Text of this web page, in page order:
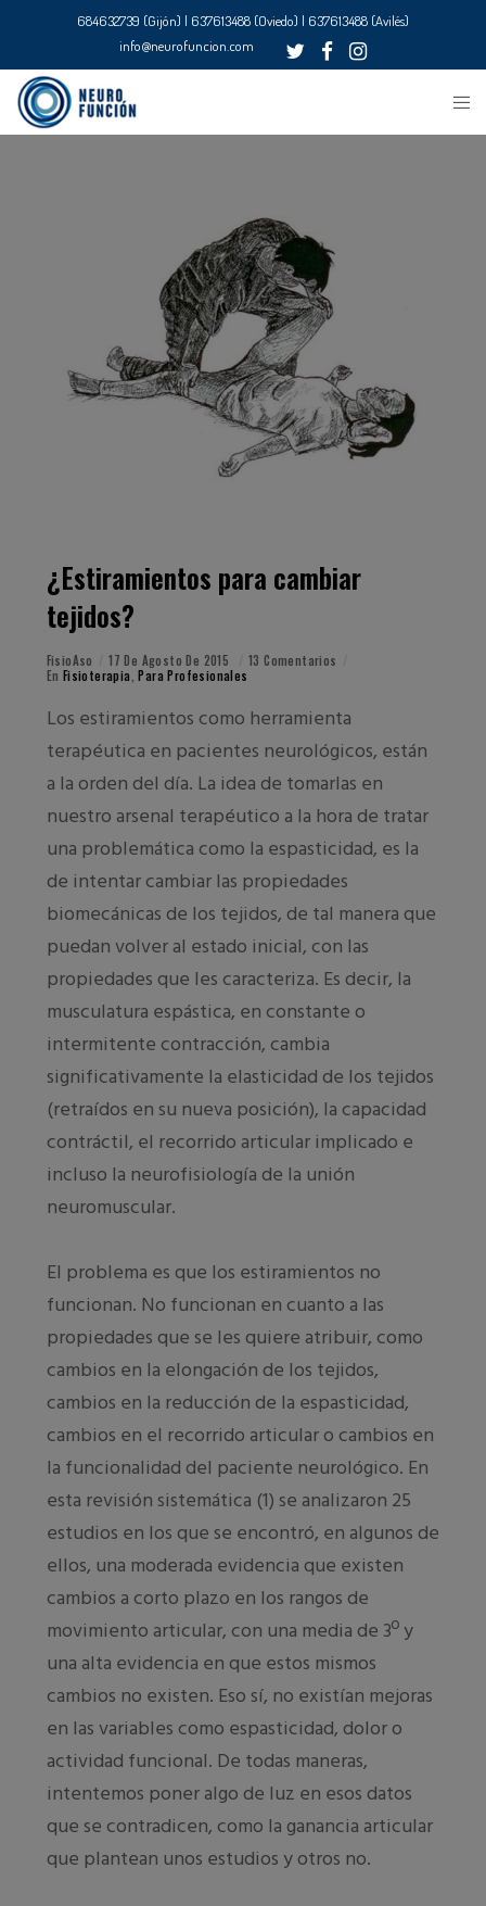
684632739 (Gijón) | 637613488 (Oviedo) | 637613488 (Avilés)
info@neurofuncion.com
¿Estiramientos para cambiar
tejidos?
FisioAso 17 De Agosto De 2015
13 Comentarios
En Fisioterapia ,Para Profesionales
Los estiramientos como herramienta
terapéutica en pacientes neurológicos, están
a la orden del día. La idea de tomarlas en
nuestro arsenal terapéutico a la hora de tratar
una problemática como la espasticidad, es la
de intentar cambiar las propiedades
biomecánicas de los tejidos, de tal manera que
puedan volver al estado inicial, con las
propiedades que les caracteriza. Es decir, la
musculatura espástica, en constante o
intermitente contracción, cambia
significativamente la elasticidad de los tejidos
(retraídos en su nueva posición), la capacidad
contráctil, el recorrido articular implicado e
incluso la neurofisiología de la unión
neuromuscular.
El problema es que los estiramientos no
funcionan. No funcionan en cuanto a las
propiedades que se les quiere atribuir, como
cambios en la elongación de los tejidos,
cambios en la reducción de la espasticidad,
cambios en el recorrido articular o cambios en
la funcionalidad del paciente neurológico. En
esta revisión sistemática (1) se analizaron 25
estudios en los que se encontró, en algunos de
ellos, una moderada evidencia que existen
cambios a corto plazo en los rangos de
movimiento articular, con una media de 3º y
una alta evidencia en que estos mismos
cambios no existen. Eso sí, no existían mejoras
en las variables como espasticidad, dolor o
actividad funcional. De todas maneras,
intentemos poner algo de luz en esos datos
que se contradicen, como la ganancia articular
que plantean unos estudios y otros no.